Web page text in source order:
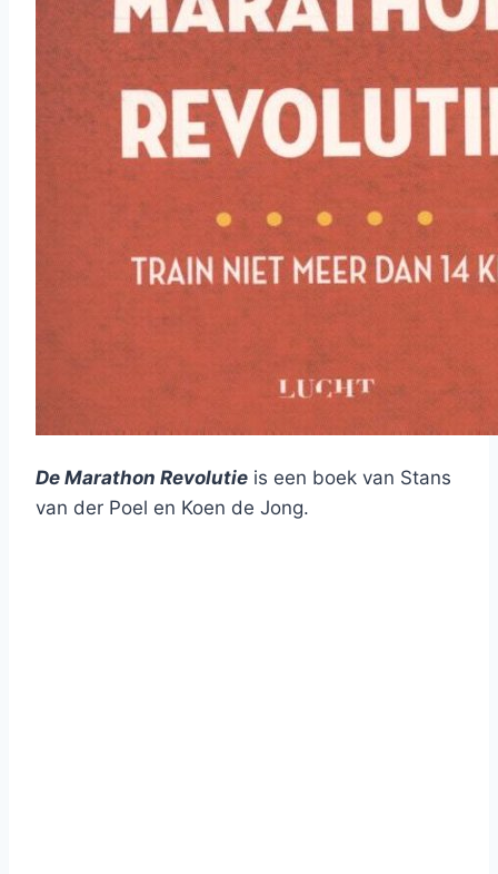
De Marathon Revolutie is een boek van Stans
van der Poel en Koen de Jong.